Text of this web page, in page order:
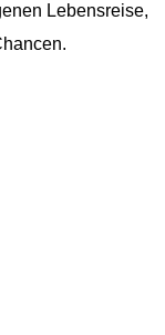
Lebensreise,